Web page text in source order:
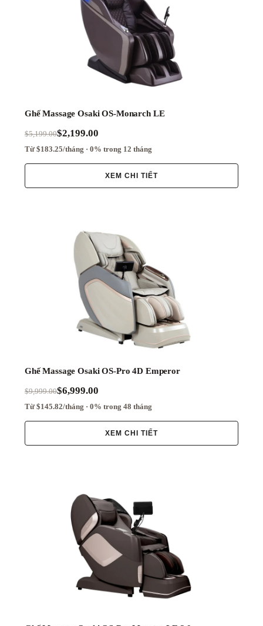
Ghế Massage Osaki OS-Monarch LE
$5,199.00$2,199.00
Từ $183.25/tháng · 0% trong 12 tháng
XEM CHI TIẾT
Ghế Massage Osaki OS-Pro 4D Emperor
$9,999.00$6,999.00
Từ $145.82/tháng · 0% trong 48 tháng
XEM CHI TIẾT